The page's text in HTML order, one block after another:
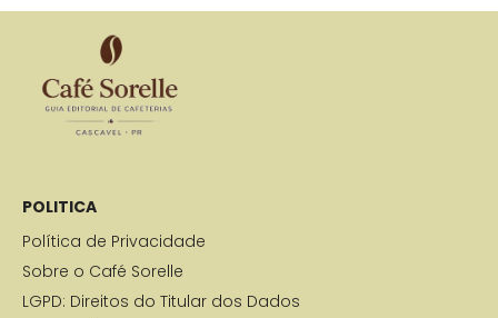
POLITICA
Política de Privacidade
Sobre o Café Sorelle
LGPD: Direitos do Titular dos Dados